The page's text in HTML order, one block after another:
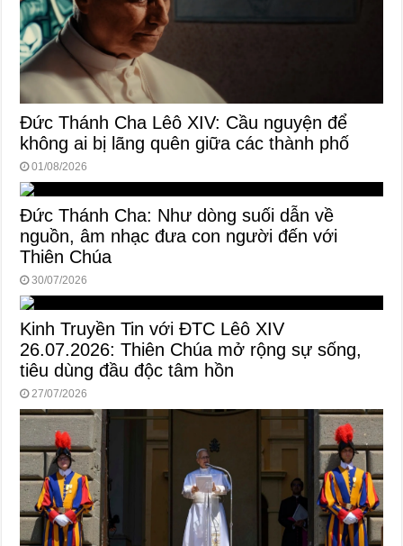
Đức Thánh Cha Lêô XIV: Cầu nguyện để
không ai bị lãng quên giữa các thành phố
01/08/2026
Đức Thánh Cha: Như dòng suối dẫn về
nguồn, âm nhạc đưa con người đến với
Thiên Chúa
30/07/2026
Kinh Truyền Tin với ĐTC Lêô XIV
26.07.2026: Thiên Chúa mở rộng sự sống,
tiêu dùng đầu độc tâm hồn
27/07/2026